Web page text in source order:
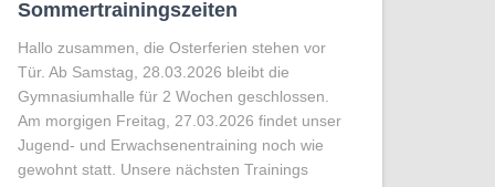
Sommertrainingszeiten
Hallo zusammen, die Osterferien stehen vor
Tür. Ab Samstag, 28.03.2026 bleibt die
Gymnasiumhalle für 2 Wochen geschlossen.
Am morgigen Freitag, 27.03.2026 findet unser
Jugend- und Erwachsenentraining noch wie
gewohnt statt. Unsere nächsten Trainings